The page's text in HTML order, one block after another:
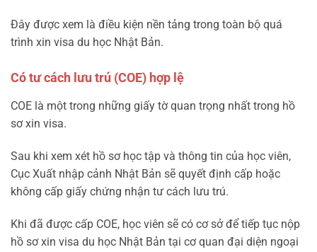
Đây được xem là điều kiện nền tảng trong toàn bộ quá
trình xin visa du học Nhật Bản.
Có tư cách lưu trú (COE) hợp lệ
COE là một trong những giấy tờ quan trọng nhất trong hồ
sơ xin visa.
Sau khi xem xét hồ sơ học tập và thông tin của học viên,
Cục Xuất nhập cảnh Nhật Bản sẽ quyết định cấp hoặc
không cấp giấy chứng nhận tư cách lưu trú.
Khi đã được cấp COE, học viên sẽ có cơ sở để tiếp tục nộp
hồ sơ xin visa du học Nhật Bản tại cơ quan đại diện ngoại